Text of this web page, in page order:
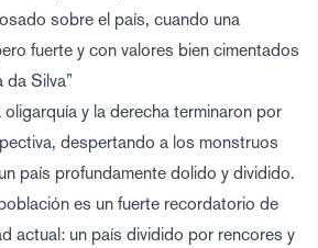
sobre el país, cuando una
fuerte y con valores bien cimentados
da Silva”
y la derecha terminaron por
despertando a los monstruos
país profundamente dolido y dividido.
es un fuerte recordatorio de
actual: un país dividido por rencores y